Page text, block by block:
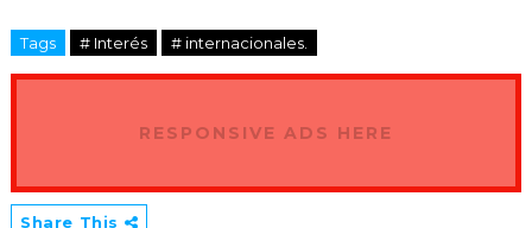
Tags # Interés # internacionales.
RESPONSIVE ADS HERE
Share This